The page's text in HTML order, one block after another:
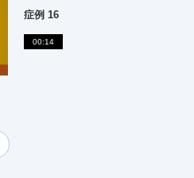
症例 16
00:14